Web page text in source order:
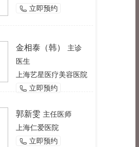
 立即预约
金相泰（韩）
主诊
医生
上海艺星医疗美容医院
 立即预约
郭新雯 主任医师
上海仁爱医院
 立即预约